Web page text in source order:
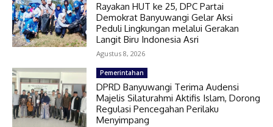
Rayakan HUT ke 25, DPC Partai
Demokrat Banyuwangi Gelar Aksi
Peduli Lingkungan melalui Gerakan
Langit Biru Indonesia Asri
Agustus 8, 2026
Pemerintahan
DPRD Banyuwangi Terima Audensi
Majelis Silaturahmi Aktifis Islam, Dorong
Regulasi Pencegahan Perilaku
Menyimpang